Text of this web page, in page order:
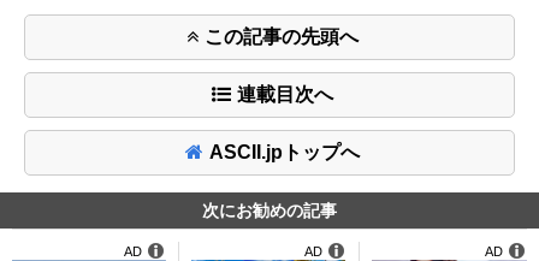
この記事の先頭へ
連載目次へ
ASCII.jpトップへ
次にお勧めの記事
AD AD AD